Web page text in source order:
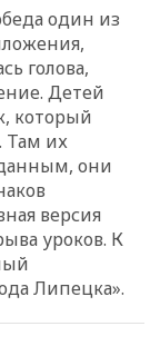
один из
голова,
Детей
который
Там их
они
версия
уроков. К
Липецка».